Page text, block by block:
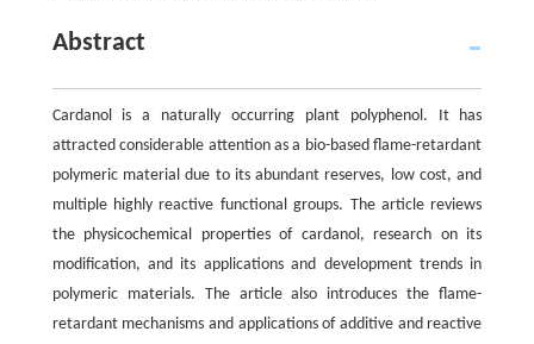
Abstract
Cardanol is a naturally occurring plant polyphenol. It has
attracted considerable attention as a bio-based flame-retardant
polymeric material due to its abundant reserves, low cost, and
multiple highly reactive functional groups. The article reviews
the physicochemical properties of cardanol, research on its
modification, and its applications and development trends in
polymeric materials. The article also introduces the flame-
retardant mechanisms and applications of additive and reactive